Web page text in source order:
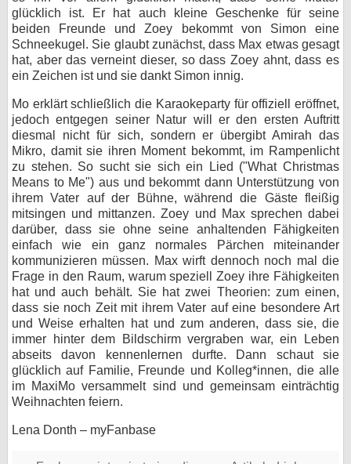
glücklich ist. Er hat auch kleine Geschenke für seine
beiden Freunde und Zoey bekommt von Simon eine
Schneekugel. Sie glaubt zunächst, dass Max etwas gesagt
hat, aber das verneint dieser, so dass Zoey ahnt, dass es
ein Zeichen ist und sie dankt Simon innig.
Mo erklärt schließlich die Karaokeparty für offiziell eröffnet,
jedoch entgegen seiner Natur will er den ersten Auftritt
diesmal nicht für sich, sondern er übergibt Amirah das
Mikro, damit sie ihren Moment bekommt, im Rampenlicht
zu stehen. So sucht sie sich ein Lied ("What Christmas
Means to Me") aus und bekommt dann Unterstützung von
ihrem Vater auf der Bühne, während die Gäste fleißig
mitsingen und mittanzen. Zoey und Max sprechen dabei
darüber, dass sie ohne seine anhaltenden Fähigkeiten
einfach wie ein ganz normales Pärchen miteinander
kommunizieren müssen. Max wirft dennoch noch mal die
Frage in den Raum, warum speziell Zoey ihre Fähigkeiten
hat und auch behält. Sie hat zwei Theorien: zum einen,
dass sie noch Zeit mit ihrem Vater auf eine besondere Art
und Weise erhalten hat und zum anderen, dass sie, die
immer hinter dem Bildschirm vergraben war, ein Leben
abseits davon kennenlernen durfte. Dann schaut sie
glücklich auf Familie, Freunde und Kolleg*innen, die alle
im MaxiMo versammelt sind und gemeinsam einträchtig
Weihnachten feiern.
Lena Donth – myFanbase